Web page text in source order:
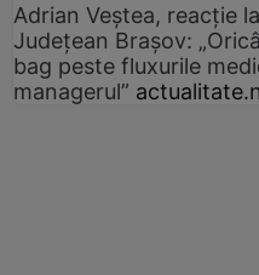
Adrian Veștea, reacție
Județean Brașov:
bag peste fluxurile
managerul”